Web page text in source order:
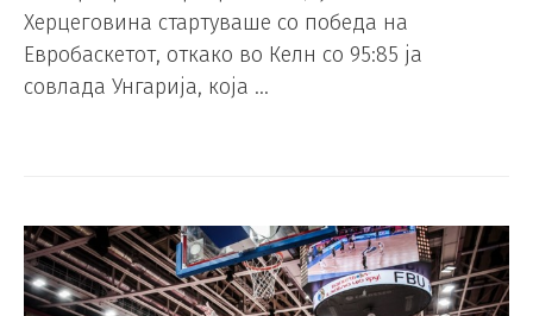
Херцеговина стартуваше со победа на
Евробаскетот, откако во Келн со 95:85 ја
совлада Унгарија, која …